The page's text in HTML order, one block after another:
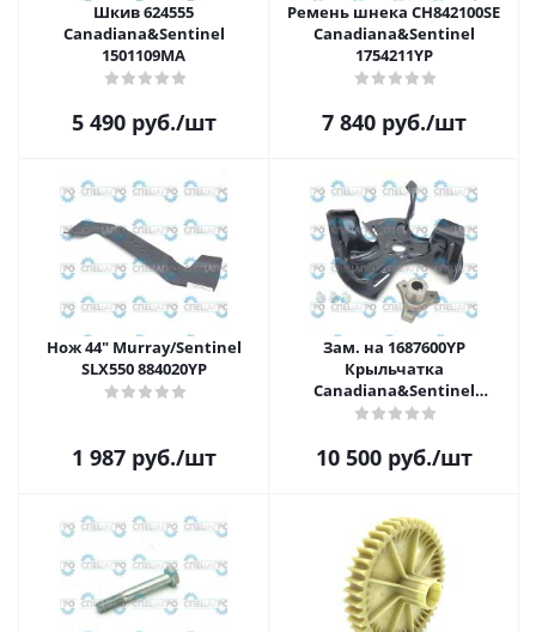
Шкив 624555
Canadiana&Sentinel
1501109MA
5 490руб./шт
Ремень шнека CH842100SE
Canadiana&Sentinel
1754211YP
7 840руб./шт
Нож 44" Murray/Sentinel
SLX550 884020YP
1 987руб./шт
Зам. на 1687600YP
Крыльчатка
Canadiana&Sentinel
1739094AYP
10 500руб./шт